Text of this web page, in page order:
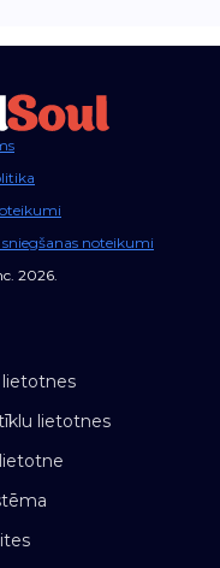
noteikumi
2026.
lietotnes
lietotnes